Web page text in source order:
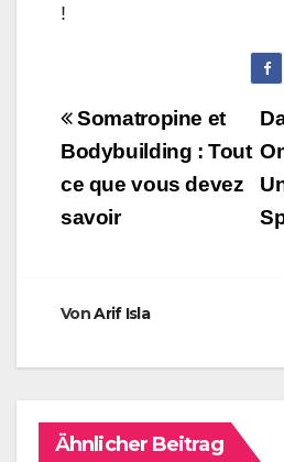
!
Somatropine et
Bodybuilding : Tout
ce que vous devez
savoir
VonArif Isla
Ähnlicher Beitrag